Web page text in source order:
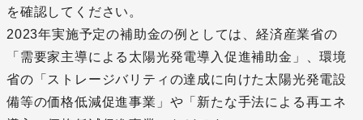
を確認してください。
2023年実施予定の補助金の例としては、経済産業省の
「需要家主導による太陽光発電導入促進補助金」、環境
省の「ストレージバリティの達成に向けた太陽光発電設
備等の価格低減促進事業」や「新たな手法による再エネ